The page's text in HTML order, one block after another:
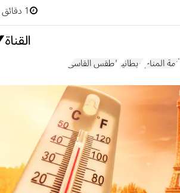
1 دقائق
أزمة المناخبريطانيا الطقس القاسي